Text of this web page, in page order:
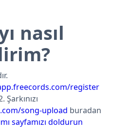
nasıl
register
song-upload buradan
sayfamızı doldurun